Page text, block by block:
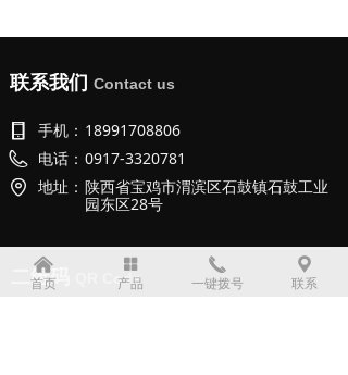
联系我们 Contact us
手机： 18991708806
电话： 0917-3320781
地址： 陕西省宝鸡市渭滨区石鼓镇石鼓工业
园东区28号
二维码 QR Code
낀
首页
넒
产品
끅
一键拨号
끇
联系